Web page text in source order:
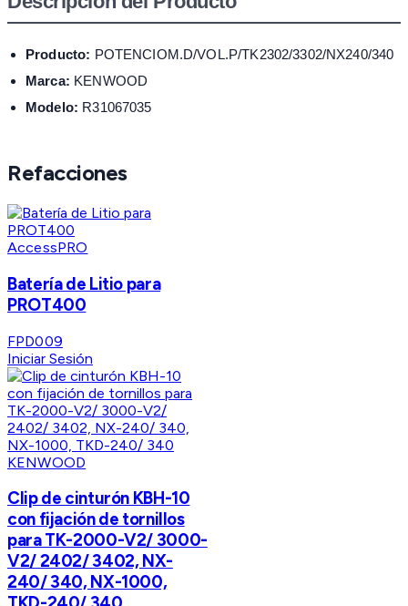
Producto: POTENCIOM.D/VOL.P/TK2302/3302/NX240/340
Marca: KENWOOD
Modelo: R31067035
Refacciones
AccessPRO
Batería de Litio para
PROT400
FPD009
Iniciar Sesión
KENWOOD
Clip de cinturón KBH-10
con fijación de tornillos
para TK-2000-V2/ 3000-
V2/ 2402/ 3402, NX-
240/ 340, NX-1000,